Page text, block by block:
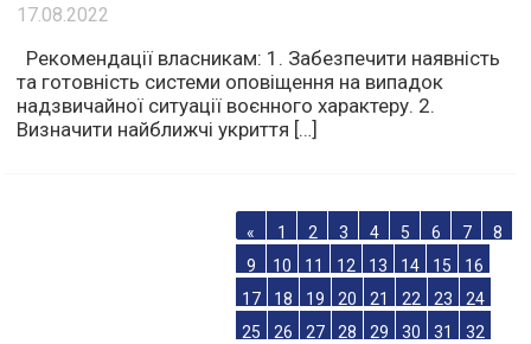
17.08.2022
Рекомендації власникам: 1. Забезпечити наявність
та готовність системи оповіщення на випадок
надзвичайної ситуації воєнного характеру. 2.
Визначити найближчі укриття […]
« 1 2 3 4 5 6 7
8
9
10 11 12 13 14 15
16
17
18 19 20 21 22 23
24
25
26 27 28 29 30 31
32